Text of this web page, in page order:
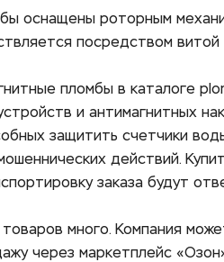
оснащены роторным
посредством
пломбы в каталоге
и антимагнитных
защитить счетчики
действий.
заказа будут
много. Компания
через маркетплейс